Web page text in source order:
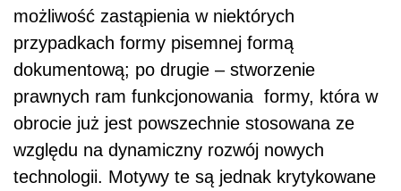
możliwość zastąpienia w niektórych
przypadkach formy pisemnej formą
dokumentową; po drugie – stworzenie
prawnych ram funkcjonowania formy, która w
obrocie już jest powszechnie stosowana ze
względu na dynamiczny rozwój nowych
technologii. Motywy te są jednak krytykowane